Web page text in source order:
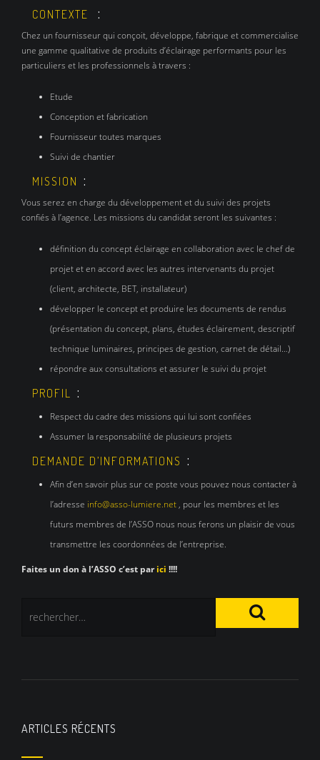
CONTEXTE :
Chez un fournisseur qui conçoit, développe, fabrique et commercialise
une gamme qualitative de produits d’éclairage performants pour les
particuliers et les professionnels à travers :
Etude
Conception et fabrication
Fournisseur toutes marques
Suivi de chantier
MISSION :
Vous serez en charge du développement et du suivi des projets
confiés à l’agence. Les missions du candidat seront les suivantes :
définition du concept éclairage en collaboration avec le chef de
projet et en accord avec les autres intervenants du projet
(client, architecte, BET, installateur)
développer le concept et produire les documents de rendus
(présentation du concept, plans, études éclairement, descriptif
technique luminaires, principes de gestion, carnet de détail…)
répondre aux consultations et assurer le suivi du projet
PROFIL :
Respect du cadre des missions qui lui sont confiées
Assumer la responsabilité de plusieurs projets
DEMANDE D’INFORMATIONS :
Afin d’en savoir plus sur ce poste vous pouvez nous contacter à
l’adresse info@asso-lumiere.net , pour les membres et les
futurs membres de l’ASSO nous nous ferons un plaisir de vous
transmettre les coordonnées de l’entreprise.
Faites un don à l’ASSO c’est parici !!!!
ARTICLES RÉCENTS